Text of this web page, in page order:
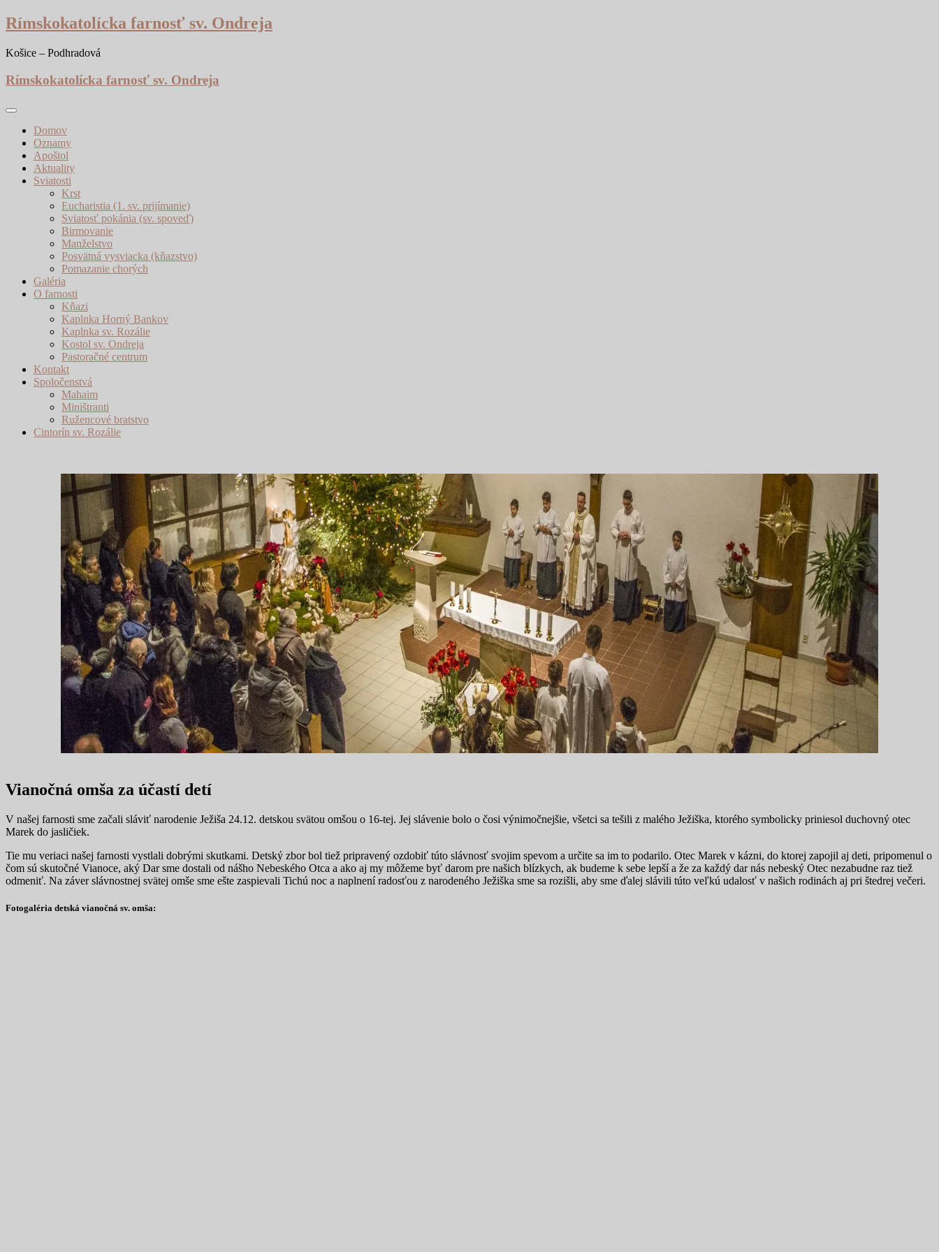
Skip
to
Rímskokatolícka farnosť sv. Ondreja
Košice – Podhradová
Rímskokatolícka farnosť sv. Ondreja
Domov
Oznamy
Apoštol
Aktuality
Sviatosti
Krst
Eucharistia (1. sv. prijímanie)
Sviatosť pokánia (sv. spoveď)
Birmovanie
Manželstvo
Posvätná vysviacka (kňazstvo)
Pomazanie chorých
Galéria
O farnosti
Kňazi
Kaplnka Horný Bankov
Kaplnka sv. Rozálie
Kostol sv. Ondreja
Pastoračné centrum
Kontakt
Spoločenstvá
Mahaim
Miništranti
Ružencové bratstvo
Cintorín sv. Rozálie
Vianočná omša za účastí detí
V našej farnosti sme začali sláviť narodenie Ježiša 24.12. detskou svätou omšou o 16-tej. Jej slávenie bolo o čosi výnimočnejšie, všetci sa tešili z malého Ježiška, ktorého symbolicky priniesol duchovný otec
Marek do jasličiek.
Tie mu veriaci našej farnosti vystlali dobrými skutkami. Detský zbor bol tiež pripravený ozdobiť túto slávnosť svojim spevom a určite sa im to podarilo. Otec Marek v kázni, do ktorej zapojil aj deti, pripomenul o
čom sú skutočné Vianoce, aký Dar sme dostali od nášho Nebeského Otca a ako aj my môžeme byť darom pre našich blízkych, ak budeme k sebe lepší a že za každý dar nás nebeský Otec nezabudne raz tiež
odmeniť. Na záver slávnostnej svätej omše sme ešte zaspievali Tichú noc a naplnení radosťou z narodeného Ježiška sme sa rozišli, aby sme ďalej slávili túto veľkú udalosť v našich rodinách aj pri štedrej večeri.
Fotogaléria detská vianočná sv. omša: